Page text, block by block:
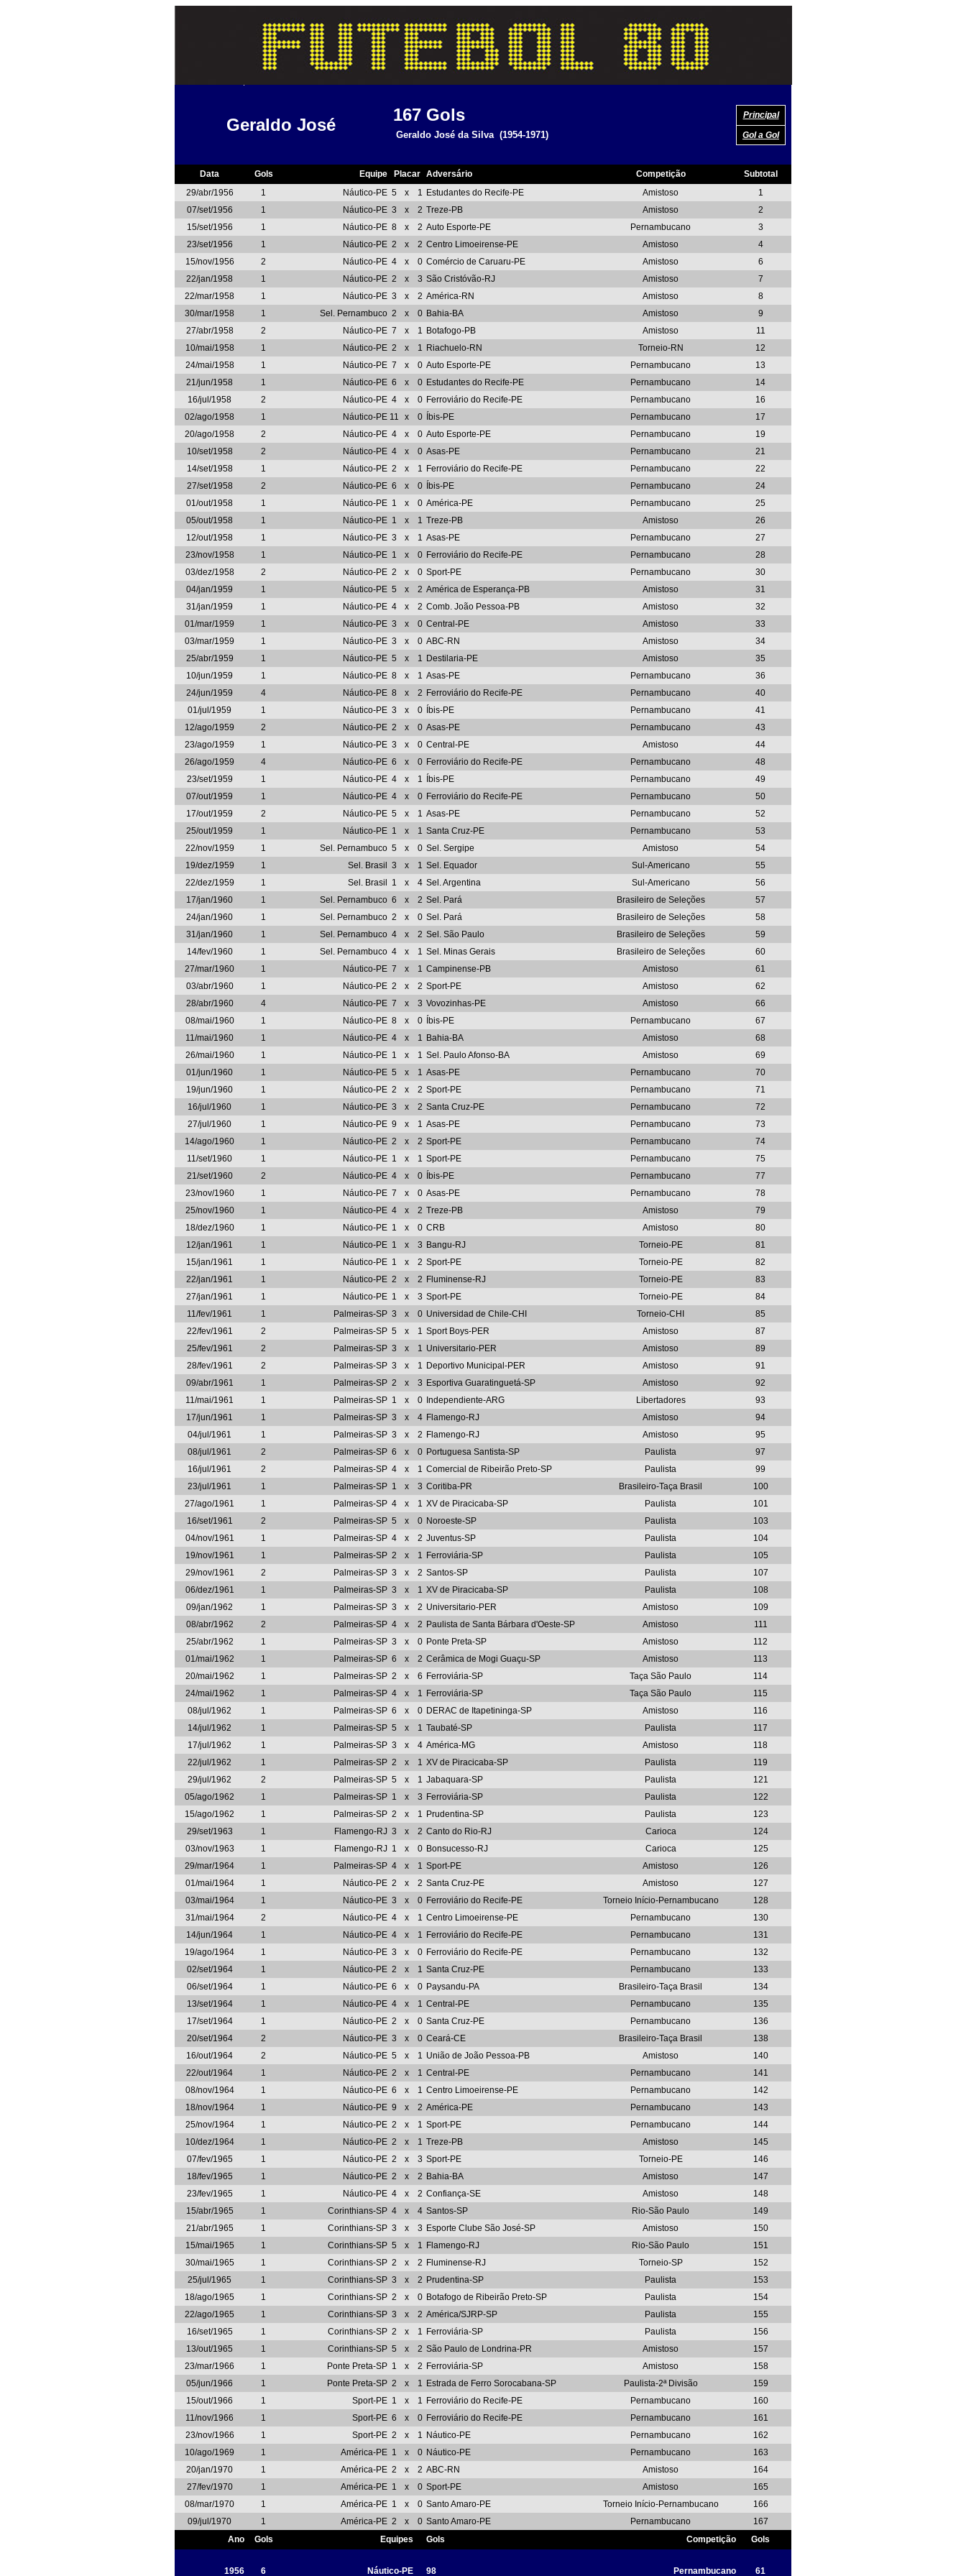
Geraldo José
167 Gols Principal
Geraldo José da Silva (1954-1971) Gol a Gol
Data Gols Equipe Placar Adversário Competição
Subtotal
29/abr/1956
1 Náutico-PE 5 x 1 Estudantes do Recife-PE Amistoso
1
07/set/1956
1 Náutico-PE 3 x 2 Treze-PB Amistoso
2
15/set/1956
1 Náutico-PE 8 x 2 Auto Esporte-PE Pernambucano
3
23/set/1956
1 Náutico-PE 2 x 2 Centro Limoeirense-PE Amistoso
4
15/nov/1956
2 Náutico-PE 4 x 0 Comércio de Caruaru-PE Amistoso
6
22/jan/1958
1 Náutico-PE 2 x 3 São Cristóvão-RJ Amistoso
7
22/mar/1958
1 Náutico-PE 3 x 2 América-RN Amistoso
8
30/mar/1958
1 Sel. Pernambuco 2 x 0 Bahia-BA Amistoso
9
27/abr/1958
2 Náutico-PE 7 x 1 Botafogo-PB Amistoso
11
10/mai/1958
1 Náutico-PE 2 x 1 Riachuelo-RN Torneio-RN
12
24/mai/1958
1 Náutico-PE 7 x 0 Auto Esporte-PE Pernambucano
13
21/jun/1958
1 Náutico-PE 6 x 0 Estudantes do Recife-PE Pernambucano
14
16/jul/1958
2 Náutico-PE 4 x 0 Ferroviário do Recife-PE Pernambucano
16
02/ago/1958
1 Náutico-PE 11 x 0 Íbis-PE Pernambucano
17
20/ago/1958
2 Náutico-PE 4 x 0 Auto Esporte-PE Pernambucano
19
10/set/1958
2 Náutico-PE 4 x 0 Asas-PE Pernambucano
21
14/set/1958
1 Náutico-PE 2 x 1 Ferroviário do Recife-PE Pernambucano
22
27/set/1958
2 Náutico-PE 6 x 0 Íbis-PE Pernambucano
24
01/out/1958
1 Náutico-PE 1 x 0 América-PE Pernambucano
25
05/out/1958
1 Náutico-PE 1 x 1 Treze-PB Amistoso
26
12/out/1958
1 Náutico-PE 3 x 1 Asas-PE Pernambucano
27
23/nov/1958
1 Náutico-PE 1 x 0 Ferroviário do Recife-PE Pernambucano
28
03/dez/1958
2 Náutico-PE 2 x 0 Sport-PE Pernambucano
30
04/jan/1959
1 Náutico-PE 5 x 2 América de Esperança-PB Amistoso
31
31/jan/1959
1 Náutico-PE 4 x 2 Comb. João Pessoa-PB Amistoso
32
01/mar/1959
1 Náutico-PE 3 x 0 Central-PE Amistoso
33
03/mar/1959
1 Náutico-PE 3 x 0 ABC-RN Amistoso
34
25/abr/1959
1 Náutico-PE 5 x 1 Destilaria-PE Amistoso
35
10/jun/1959
1 Náutico-PE 8 x 1 Asas-PE Pernambucano
36
24/jun/1959
4 Náutico-PE 8 x 2 Ferroviário do Recife-PE Pernambucano
40
01/jul/1959
1 Náutico-PE 3 x 0 Íbis-PE Pernambucano
41
12/ago/1959
2 Náutico-PE 2 x 0 Asas-PE Pernambucano
43
23/ago/1959
1 Náutico-PE 3 x 0 Central-PE Amistoso
44
26/ago/1959
4 Náutico-PE 6 x 0 Ferroviário do Recife-PE Pernambucano
48
23/set/1959
1 Náutico-PE 4 x 1 Íbis-PE Pernambucano
49
07/out/1959
1 Náutico-PE 4 x 0 Ferroviário do Recife-PE Pernambucano
50
17/out/1959
2 Náutico-PE 5 x 1 Asas-PE Pernambucano
52
25/out/1959
1 Náutico-PE 1 x 1 Santa Cruz-PE Pernambucano
53
22/nov/1959
1 Sel. Pernambuco 5 x 0 Sel. Sergipe Amistoso
54
19/dez/1959
1 Sel. Brasil 3 x 1 Sel. Equador Sul-Americano
55
22/dez/1959
1 Sel. Brasil 1 x 4 Sel. Argentina Sul-Americano
56
17/jan/1960
1 Sel. Pernambuco 6 x 2 Sel. Pará Brasileiro de Seleções
57
24/jan/1960
1 Sel. Pernambuco 2 x 0 Sel. Pará Brasileiro de Seleções
58
31/jan/1960
1 Sel. Pernambuco 4 x 2 Sel. São Paulo Brasileiro de Seleções
59
14/fev/1960
1 Sel. Pernambuco 4 x 1 Sel. Minas Gerais Brasileiro de Seleções
60
27/mar/1960
1 Náutico-PE 7 x 1 Campinense-PB Amistoso
61
03/abr/1960
1 Náutico-PE 2 x 2 Sport-PE Amistoso
62
28/abr/1960
4 Náutico-PE 7 x 3 Vovozinhas-PE Amistoso
66
08/mai/1960
1 Náutico-PE 8 x 0 Íbis-PE Pernambucano
67
11/mai/1960
1 Náutico-PE 4 x 1 Bahia-BA Amistoso
68
26/mai/1960
1 Náutico-PE 1 x 1 Sel. Paulo Afonso-BA Amistoso
69
01/jun/1960
1 Náutico-PE 5 x 1 Asas-PE Pernambucano
70
19/jun/1960
1 Náutico-PE 2 x 2 Sport-PE Pernambucano
71
16/jul/1960
1 Náutico-PE 3 x 2 Santa Cruz-PE Pernambucano
72
27/jul/1960
1 Náutico-PE 9 x 1 Asas-PE Pernambucano
73
14/ago/1960
1 Náutico-PE 2 x 2 Sport-PE Pernambucano
74
11/set/1960
1 Náutico-PE 1 x 1 Sport-PE Pernambucano
75
21/set/1960
2 Náutico-PE 4 x 0 Íbis-PE Pernambucano
77
23/nov/1960
1 Náutico-PE 7 x 0 Asas-PE Pernambucano
78
25/nov/1960
1 Náutico-PE 4 x 2 Treze-PB Amistoso
79
18/dez/1960
1 Náutico-PE 1 x 0 CRB Amistoso
80
12/jan/1961
1 Náutico-PE 1 x 3 Bangu-RJ Torneio-PE
81
15/jan/1961
1 Náutico-PE 1 x 2 Sport-PE Torneio-PE
82
22/jan/1961
1 Náutico-PE 2 x 2 Fluminense-RJ Torneio-PE
83
27/jan/1961
1 Náutico-PE 1 x 3 Sport-PE Torneio-PE
84
11/fev/1961
1 Palmeiras-SP 3 x 0 Universidad de Chile-CHI Torneio-CHI
85
22/fev/1961
2 Palmeiras-SP 5 x 1 Sport Boys-PER Amistoso
87
25/fev/1961
2 Palmeiras-SP 3 x 1 Universitario-PER Amistoso
89
28/fev/1961
2 Palmeiras-SP 3 x 1 Deportivo Municipal-PER Amistoso
91
09/abr/1961
1 Palmeiras-SP 2 x 3 Esportiva Guaratinguetá-SP Amistoso
92
11/mai/1961
1 Palmeiras-SP 1 x 0 Independiente-ARG Libertadores
93
17/jun/1961
1 Palmeiras-SP 3 x 4 Flamengo-RJ Amistoso
94
04/jul/1961
1 Palmeiras-SP 3 x 2 Flamengo-RJ Amistoso
95
08/jul/1961
2 Palmeiras-SP 6 x 0 Portuguesa Santista-SP Paulista
97
16/jul/1961
2 Palmeiras-SP 4 x 1 Comercial de Ribeirão Preto-SP Paulista
99
23/jul/1961
1 Palmeiras-SP 1 x 3 Coritiba-PR Brasileiro-Taça Brasil
100
27/ago/1961
1 Palmeiras-SP 4 x 1 XV de Piracicaba-SP Paulista
101
16/set/1961
2 Palmeiras-SP 5 x 0 Noroeste-SP Paulista
103
04/nov/1961
1 Palmeiras-SP 4 x 2 Juventus-SP Paulista
104
19/nov/1961
1 Palmeiras-SP 2 x 1 Ferroviária-SP Paulista
105
29/nov/1961
2 Palmeiras-SP 3 x 2 Santos-SP Paulista
107
06/dez/1961
1 Palmeiras-SP 3 x 1 XV de Piracicaba-SP Paulista
108
09/jan/1962
1 Palmeiras-SP 3 x 2 Universitario-PER Amistoso
109
08/abr/1962
2 Palmeiras-SP 4 x 2 Paulista de Santa Bárbara d'Oeste-SP Amistoso
111
25/abr/1962
1 Palmeiras-SP 3 x 0 Ponte Preta-SP Amistoso
112
01/mai/1962
1 Palmeiras-SP 6 x 2 Cerâmica de Mogi Guaçu-SP Amistoso
113
20/mai/1962
1 Palmeiras-SP 2 x 6 Ferroviária-SP Taça São Paulo
114
24/mai/1962
1 Palmeiras-SP 4 x 1 Ferroviária-SP Taça São Paulo
115
08/jul/1962
1 Palmeiras-SP 6 x 0 DERAC de Itapetininga-SP Amistoso
116
14/jul/1962
1 Palmeiras-SP 5 x 1 Taubaté-SP Paulista
117
17/jul/1962
1 Palmeiras-SP 3 x 4 América-MG Amistoso
118
22/jul/1962
1 Palmeiras-SP 2 x 1 XV de Piracicaba-SP Paulista
119
29/jul/1962
2 Palmeiras-SP 5 x 1 Jabaquara-SP Paulista
121
05/ago/1962
1 Palmeiras-SP 1 x 3 Ferroviária-SP Paulista
122
15/ago/1962
1 Palmeiras-SP 2 x 1 Prudentina-SP Paulista
123
29/set/1963
1 Flamengo-RJ 3 x 2 Canto do Rio-RJ Carioca
124
03/nov/1963
1 Flamengo-RJ 1 x 0 Bonsucesso-RJ Carioca
125
29/mar/1964
1 Palmeiras-SP 4 x 1 Sport-PE Amistoso
126
01/mai/1964
1 Náutico-PE 2 x 2 Santa Cruz-PE Amistoso
127
03/mai/1964
1 Náutico-PE 3 x 0 Ferroviário do Recife-PE Torneio Início-Pernambucano
128
31/mai/1964
2 Náutico-PE 4 x 1 Centro Limoeirense-PE Pernambucano
130
14/jun/1964
1 Náutico-PE 4 x 1 Ferroviário do Recife-PE Pernambucano
131
19/ago/1964
1 Náutico-PE 3 x 0 Ferroviário do Recife-PE Pernambucano
132
02/set/1964
1 Náutico-PE 2 x 1 Santa Cruz-PE Pernambucano
133
06/set/1964
1 Náutico-PE 6 x 0 Paysandu-PA Brasileiro-Taça Brasil
134
13/set/1964
1 Náutico-PE 4 x 1 Central-PE Pernambucano
135
17/set/1964
1 Náutico-PE 2 x 0 Santa Cruz-PE Pernambucano
136
20/set/1964
2 Náutico-PE 3 x 0 Ceará-CE Brasileiro-Taça Brasil
138
16/out/1964
2 Náutico-PE 5 x 1 União de João Pessoa-PB Amistoso
140
22/out/1964
1 Náutico-PE 2 x 1 Central-PE Pernambucano
141
08/nov/1964
1 Náutico-PE 6 x 1 Centro Limoeirense-PE Pernambucano
142
18/nov/1964
1 Náutico-PE 9 x 2 América-PE Pernambucano
143
25/nov/1964
1 Náutico-PE 2 x 1 Sport-PE Pernambucano
144
10/dez/1964
1 Náutico-PE 2 x 1 Treze-PB Amistoso
145
07/fev/1965
1 Náutico-PE 2 x 3 Sport-PE Torneio-PE
146
18/fev/1965
1 Náutico-PE 2 x 2 Bahia-BA Amistoso
147
23/fev/1965
1 Náutico-PE 4 x 2 Confiança-SE Amistoso
148
15/abr/1965
1 Corinthians-SP 4 x 4 Santos-SP Rio-São Paulo
149
21/abr/1965
1 Corinthians-SP 3 x 3 Esporte Clube São José-SP Amistoso
150
15/mai/1965
1 Corinthians-SP 5 x 1 Flamengo-RJ Rio-São Paulo
151
30/mai/1965
1 Corinthians-SP 2 x 2 Fluminense-RJ Torneio-SP
152
25/jul/1965
1 Corinthians-SP 3 x 2 Prudentina-SP Paulista
153
18/ago/1965
1 Corinthians-SP 2 x 0 Botafogo de Ribeirão Preto-SP Paulista
154
22/ago/1965
1 Corinthians-SP 3 x 2 América/SJRP-SP Paulista
155
16/set/1965
1 Corinthians-SP 2 x 1 Ferroviária-SP Paulista
156
13/out/1965
1 Corinthians-SP 5 x 2 São Paulo de Londrina-PR Amistoso
157
23/mar/1966
1 Ponte Preta-SP 1 x 2 Ferroviária-SP Amistoso
158
05/jun/1966
1 Ponte Preta-SP 2 x 1 Estrada de Ferro Sorocabana-SP Paulista-2ª Divisão
159
15/out/1966
1 Sport-PE 1 x 1 Ferroviário do Recife-PE Pernambucano
160
11/nov/1966
1 Sport-PE 6 x 0 Ferroviário do Recife-PE Pernambucano
161
23/nov/1966
1 Sport-PE 2 x 1 Náutico-PE Pernambucano
162
10/ago/1969
1 América-PE 1 x 0 Náutico-PE Pernambucano
163
20/jan/1970
1 América-PE 2 x 2 ABC-RN Amistoso
164
27/fev/1970
1 América-PE 1 x 0 Sport-PE Amistoso
165
08/mar/1970
1 América-PE 1 x 0 Santo Amaro-PE Torneio Início-Pernambucano
166
09/jul/1970
1 América-PE 2 x 0 Santo Amaro-PE Pernambucano
167
Ano
Gols Equipes Gols Competição Gols
1956 6 Náutico-PE 98 Pernambucano 61